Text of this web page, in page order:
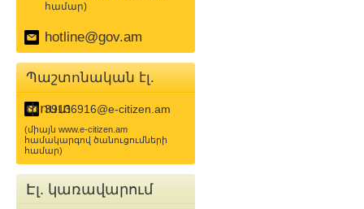
համար)
hotline@gov.am
Պաշտոնական էլ.
փոստ
39136916@e-citizen.am
(միայն www.e-citizen.am
համակարգով ծանուցումների
համար)
Էլ. կառավարում